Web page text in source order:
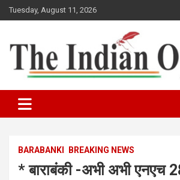
Skip
to
Tuesday, August 11, 2026
Indian Opinion News
BARABANKI BREAKING NEWS
* बाराबंकी -अभी अभी एनएच